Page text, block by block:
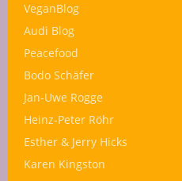
VeganBlog
Audi Blog
Peacefood
Bodo Schäfer
Jan-Uwe Rogge
Heinz-Peter Röhr
Esther & Jerry Hicks
Karen Kingston